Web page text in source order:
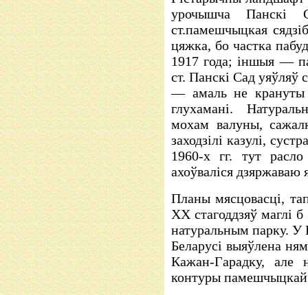
урочышча Панскі
ст.памешчыцкая
цяжка, бо частка
1917 года; іншыя —
ст. Панскі Сад уяўляў
— амаль не крануты
глухамані.
мохам валуны,
заходзілі казулі,
1960-х гг. тут
ахоўваліся
Планы мясцовасці,
XX стагоддзяў маглі
натуральным парку. У
Беларусі выяўлена
Кажан-Гарадку, але
контуры памешчыцкай